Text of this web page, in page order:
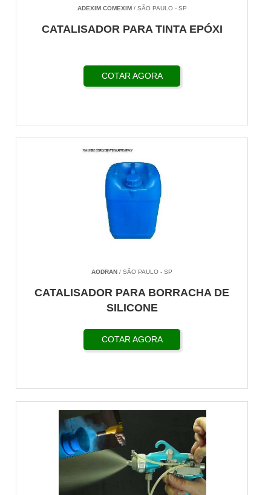
ADEXIM COMEXIM/ SÃO PAULO - SP
CATALISADOR PARA TINTA EPÓXI
COTAR AGORA
AODRAN / SÃO PAULO - SP
CATALISADOR PARA BORRACHA DE
SILICONE
COTAR AGORA